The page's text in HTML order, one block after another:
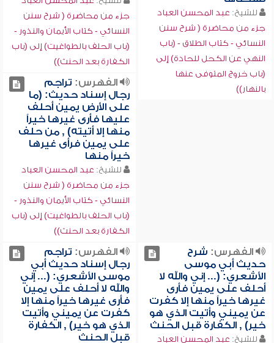
للشيخ: عبد المحسن العباد
جزء من محاضرة ( شرح سنن
النسائي - كتاب الطلاق - (باب
النهي عن الكحل للحادة) إلى
(باب خروج المتوفى عنها
بالنهار))
جزء من محاضرة ( شرح سنن
النسائي - كتاب الأيمان والنذور -
(باب الحلف بالطواغيت) إلى (باب
الكفارة بعد الحنث))
الفهرس: تراجم
رجال إسناد حديث: (ما
على الأرض يمين أحلف
عليها فأرى غيرها خيراً
منها إلا أتيته) , من حلف
على يمين فرأى غيرها
خيراً منها
للشيخ: عبد المحسن العباد
جزء من محاضرة ( شرح سنن
النسائي - كتاب الأيمان والنذور -
(باب الحلف بالطواغيت) إلى (باب
الكفارة بعد الحنث))
الفهرس: شرح
حديث أبي موسى
الأشعري: (... إني والله لا
أحلف على يمين فأرى
غيرها خيراً منها إلا كفرت
عن يميني وأتيت الذي هو
خير) , الكفارة قبل الحنث
للشيخ: عبد المحسن العباد
الفهرس: تراجم
رجال إسناد حديث أبي
موسى الأشعري: (... إني
والله لا أحلف على يمين
فأرى غيرها خيراً منها إلا
كفرت عن يميني وأتيت
الذي هو خير) , الكفارة
قبل الحنث